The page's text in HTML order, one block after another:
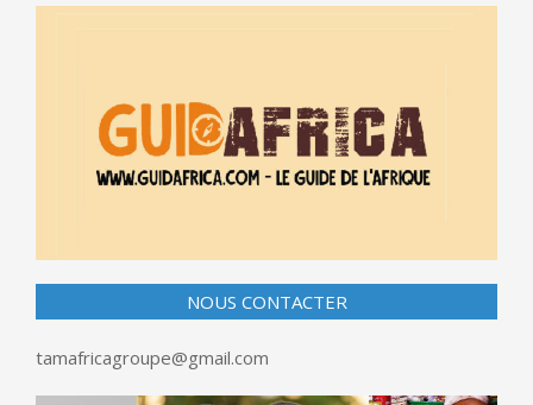
NOUS CONTACTER
tamafricagroupe@gmail.com